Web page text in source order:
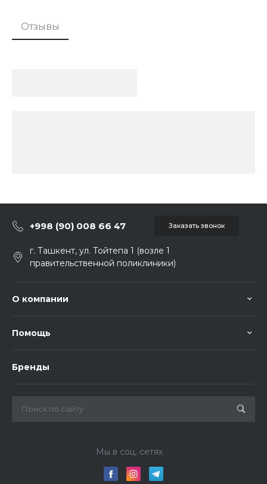
Отзывы
+998 (90) 008 66 47 Заказать звонок
г. Ташкент, ул. Тойтепа 1 (возле 1
правительственной поликлиники)
О компании
Помощь
Бренды
Мы в соц. сетях